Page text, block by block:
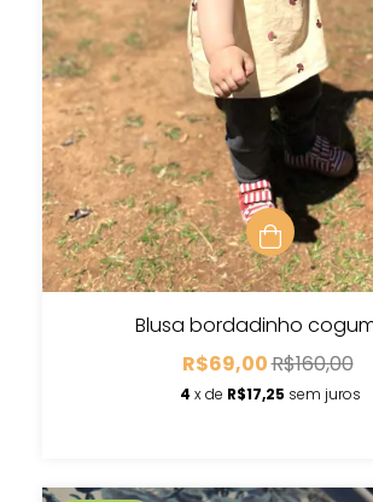
Blusa bordadinho
R$69,00R$160,00
4 x de R$17,25 sem juros